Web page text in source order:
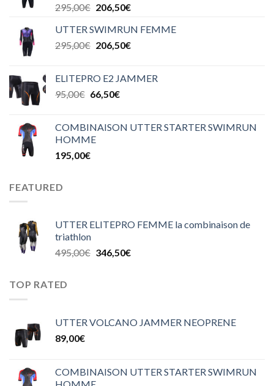
295,00€ 206,50€
UTTER SWIMRUN FEMME
295,00€ 206,50€
ELITEPRO E2 JAMMER
95,00€ 66,50€
COMBINAISON UTTER STARTER SWIMRUN
HOMME
195,00€
FEATURED
UTTER ELITEPRO FEMME la combinaison de
triathlon
495,00€ 346,50€
TOP RATED
UTTER VOLCANO JAMMER NEOPRENE
89,00€
COMBINAISON UTTER STARTER SWIMRUN